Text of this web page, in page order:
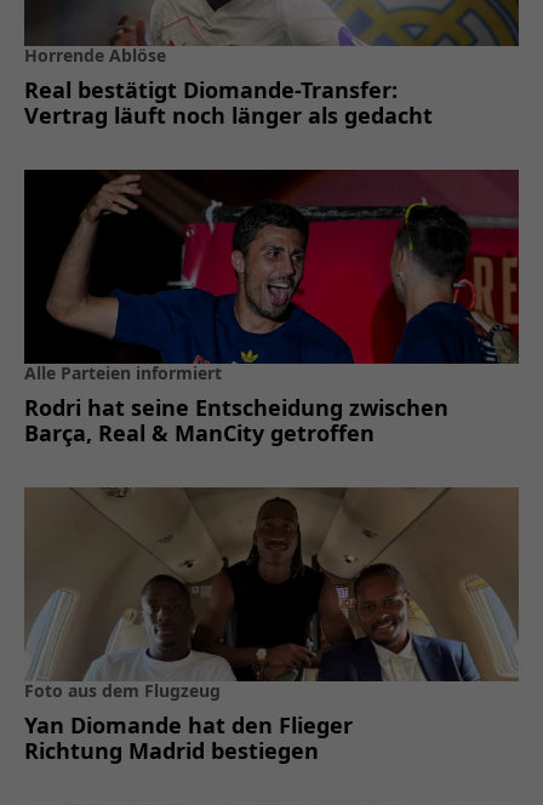
Horrende Ablöse
Real bestätigt Diomande-Transfer:
Vertrag läuft noch länger als gedacht
Alle Parteien informiert
Rodri hat seine Entscheidung zwischen
Barça, Real & ManCity getroffen
Foto aus dem Flugzeug
Yan Diomande hat den Flieger
Richtung Madrid bestiegen